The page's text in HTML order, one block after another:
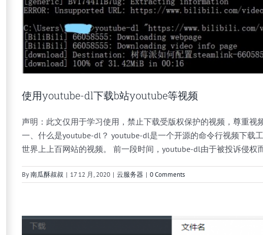
使用youtube-dl下载b站youtube等视频
声明：此文仅用于学习使用，禁止下载受版权保护的视频，尊重视
一、什么是youtube-dl？ youtube-dl是一个开源的命令行视频下载
世界上上百网站的视频。 前一段时间，youtube-dl由于被投诉侵权
By南瓜酥叔叔 | 17 12 月, 2020 | 云服务器 | 0 Comments
aria2+ariaNg在centos上一键安装搭